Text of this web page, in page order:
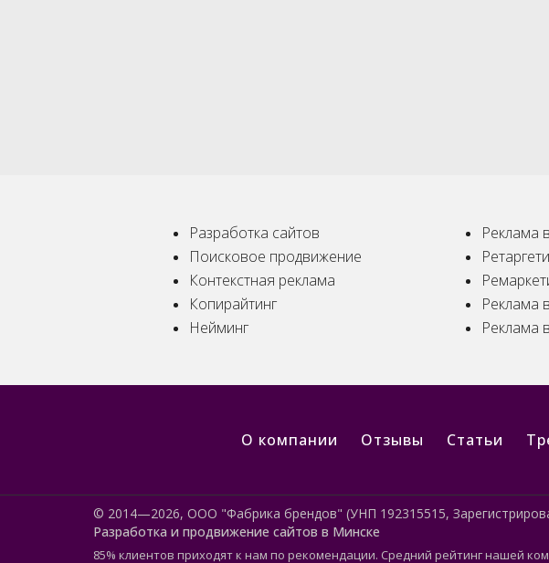
Разработка сайтов
Поисковое продвижение
Контекстная реклама
Копирайтинг
Нейминг
Реклама
Реклама
Реклама
О компании Отзывы Статьи
© 2014—2026, ООО "Фабрика брендов" (УНП 192315515,
Разработка и продвижение сайтов в Минске
85% клиентов приходят к нам по рекомендации. Средний рейтинг нашей